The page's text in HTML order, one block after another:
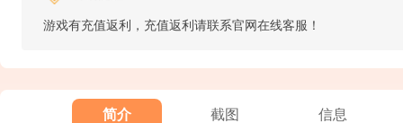
游戏有充值返利，充值返利请联系官网在线客服！
简介 截图 信息